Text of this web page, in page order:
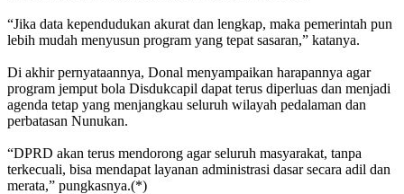
“Jika data kependudukan akurat dan lengkap, maka pemerintah pun
lebih mudah menyusun program yang tepat sasaran,” katanya.
Di akhir pernyataannya, Donal menyampaikan harapannya agar
program jemput bola Disdukcapil dapat terus diperluas dan menjadi
agenda tetap yang menjangkau seluruh wilayah pedalaman dan
perbatasan Nunukan.
“DPRD akan terus mendorong agar seluruh masyarakat, tanpa
terkecuali, bisa mendapat layanan administrasi dasar secara adil dan
merata,” pungkasnya.(*)